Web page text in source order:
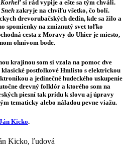
Korheľ si rád vypije a ešte sa tým chváli.
Sneh zakryje na chvíľu všetko, čo bolí.
drevorubačských dedín, kde sa žilo a
spomienky na zmiznutý svet toľko
cesta z Moravy do Uhier je miesto,
ohnivom bode.
krajinou som si vzala na pomoc dve
postfolkové Hmlisto s elektrickou
a jedinečné hudeckého uskupenie
drevný folklór a ktorého som na
piesní tak prídu k slovu aj úpravy
tematicky alebo náladou pevne viažu.
Kicko.
Kicko, ľudová